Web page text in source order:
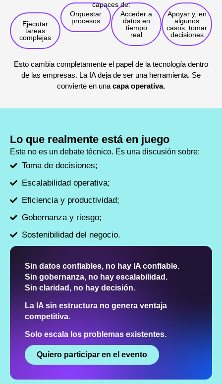
capaces de:
Ejecutar
tareas
complejas
Orquestar
procesos
Acceder a
datos en
tiempo
real
Apoyar y, en
algunos
casos, tomar
decisiones
Esto cambia completamente el papel de la tecnología dentro
de las empresas. La IA deja de ser una herramienta. Se
convierte en una capa operativa.
Lo que realmente está en juego
Este no es un debate técnico. Es una discusión sobre:
Toma de decisiones;
Escalabilidad operativa;
Eficiencia y productividad;
Gobernanza y riesgo;
Sostenibilidad del negocio.
Sin datos confiables, no hay IA confiable.
Sin gobernanza, no hay escalabilidad.
Sin claridad, no hay decisión.
La IA sin estructura no genera ventaja
competitiva.
Solo escala los problemas existentes.
Quiero participar en el evento